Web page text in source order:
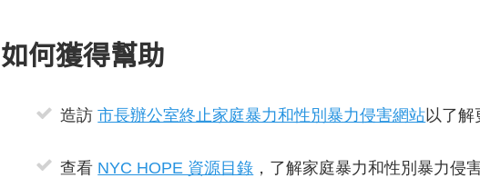
如何獲得幫助
造訪市長辦公室終止家庭暴力和性別暴力侵害網站以了解
查看 NYC HOPE 資源目錄 ，了解家庭暴力和性別暴力侵